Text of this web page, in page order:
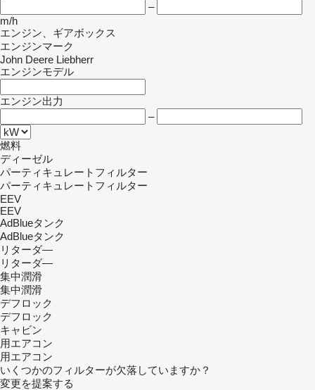
–
m/h
エンジン、ギアボックス
エンジンマーク
John Deere Liebherr
エンジンモデル
エンジン出力
–
燃料
ディーゼル
パーティキュレートフィルター
パーティキュレートフィルター
EEV
EEV
AdBlueタンク
AdBlueタンク
リターダ―
リターダ―
集中潤滑
集中潤滑
デフロック
デフロック
キャビン
用エアコン
用エアコン
いくつかのフィルターが欠落していますか？
変更を提案する